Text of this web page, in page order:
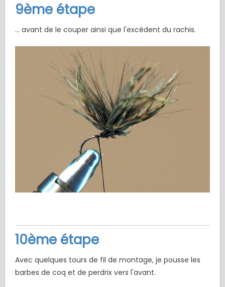
9ème étape
... avant de le couper ainsi que l'excédent du rachis.
10ème étape
Avec quelques tours de fil de montage, je pousse les
barbes de coq et de perdrix vers l'avant.